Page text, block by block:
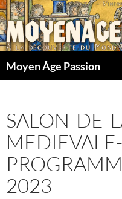
Aller
au
contenu
Moyen Âge Passion
SALON-DE-
2023